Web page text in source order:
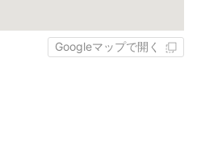
Googleマップで開く